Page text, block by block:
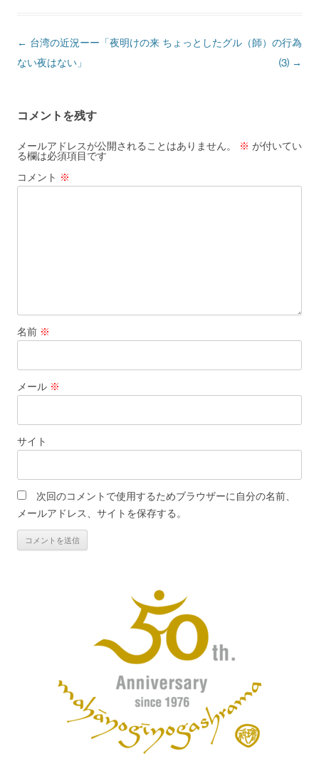
投
稿
ゲ
ー
シ
ョ
← 台湾の近況ーー「夜明けの来
ない夜はない」
ちょっとしたグル（師）の行為
⑶ →
コメントを残す
メールアドレスが公開されることはありません。 ※ が付いてい
る欄は必須項目です
コメント ※
名前 ※
メール ※
サイト
次回のコメントで使用するためブラウザーに自分の名前、
メールアドレス、サイトを保存する。